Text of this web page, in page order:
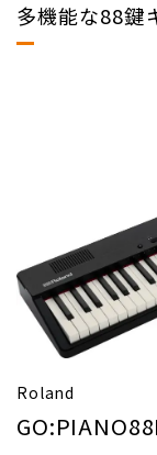
多機能な88鍵
Roland